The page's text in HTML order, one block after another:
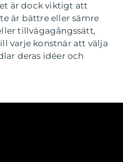
är dock viktigt att
är bättre eller sämre
tillvägagångssätt,
varje konstnär att välja
deras idéer och